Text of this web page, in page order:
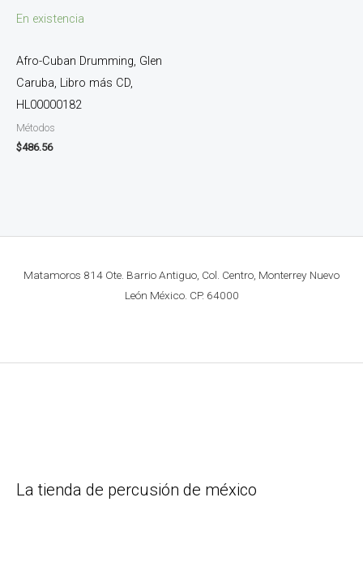
En existencia
Afro-Cuban Drumming, Glen
Caruba, Libro más CD,
HL00000182
Métodos
$486.56
Matamoros 814 Ote. Barrio Antiguo, Col. Centro, Monterrey Nuevo
León México. CP. 64000
La tienda de percusión de méxico